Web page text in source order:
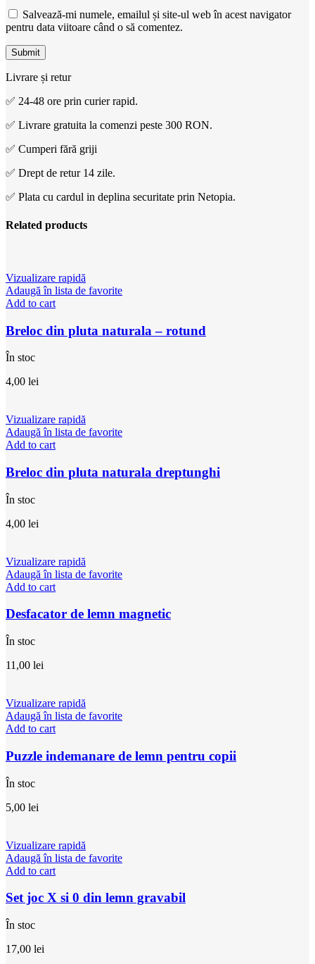
Salvează-mi numele, emailul și site-ul web în acest navigator
pentru data viitoare când o să comentez.
Livrare și retur
✅ 24-48 ore prin curier rapid.
✅ Livrare gratuita la comenzi peste 300 RON.
✅ Cumperi fără griji
✅ Drept de retur 14 zile.
✅ Plata cu cardul in deplina securitate prin Netopia.
Related products
Vizualizare rapidă
Adaugă în lista de favorite
Add to cart
Breloc din pluta naturala – rotund
În stoc
4,00 lei
Vizualizare rapidă
Adaugă în lista de favorite
Add to cart
Breloc din pluta naturala dreptunghi
În stoc
4,00 lei
Vizualizare rapidă
Adaugă în lista de favorite
Add to cart
Desfacator de lemn magnetic
În stoc
11,00 lei
Vizualizare rapidă
Adaugă în lista de favorite
Add to cart
Puzzle indemanare de lemn pentru copii
În stoc
5,00 lei
Vizualizare rapidă
Adaugă în lista de favorite
Add to cart
Set joc X si 0 din lemn gravabil
În stoc
17,00 lei